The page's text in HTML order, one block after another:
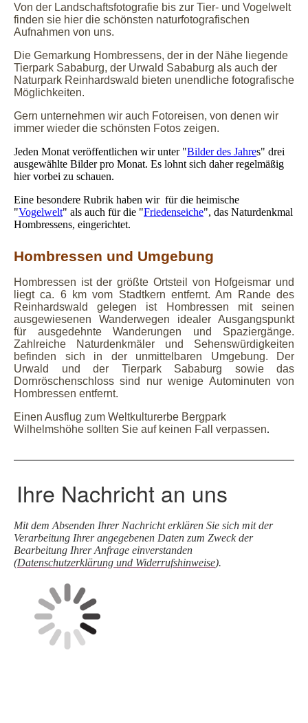
Von der Landschaftsfotografie bis zur Tier- und Vogelwelt
finden sie hier die schönsten naturfotografischen
Aufnahmen von uns.
Die Gemarkung Hombressens, der in der Nähe liegende
Tierpark Sababurg, der Urwald Sababurg als auch der
Naturpark Reinhardswald bieten unendliche fotografische
Möglichkeiten.
Gern unternehmen wir auch Fotoreisen, von denen wir
immer wieder die schönsten Fotos zeigen.
Jeden Monat veröffentlichen wir unter "Bilder des Jahres" drei
ausgewählte Bilder pro Monat. Es lohnt sich daher regelmäßig
hier vorbei zu schauen.
Eine besondere Rubrik haben wir für die heimische
"Vogelwelt" als auch für die "Friedenseiche", das Naturdenkmal
Hombressens, eingerichtet.
Hombressen und Umgebung
Hombressen ist der größte Ortsteil von Hofgeismar und
liegt ca. 6 km vom Stadtkern entfernt. Am Rande des
Reinhardswald gelegen ist Hombressen mit seinen
ausgewiesenen Wanderwegen idealer Ausgangspunkt
für ausgedehnte Wanderungen und Spaziergänge.
Zahlreiche Naturdenkmäler und Sehenswürdigkeiten
befinden sich in der unmittelbaren Umgebung. Der
Urwald und der Tierpark Sababurg sowie das
Dornröschenschloss sind nur wenige Autominuten von
Hombressen entfernt.
Einen Ausflug zum Weltkulturerbe Bergpark
Wilhelmshöhe sollten Sie auf keinen Fall verpassen.
Ihre Nachricht an uns
Mit dem Absenden Ihrer Nachricht erklären Sie sich mit der
Verarbeitung Ihrer angegebenen Daten zum Zweck der
Bearbeitung Ihrer Anfrage einverstanden
(Datenschutzerklärung und Widerrufshinweise).